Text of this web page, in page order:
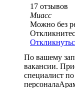
17 отзывов
Миасс
Можно без
По вашему
вакансии.
специалист
персонала